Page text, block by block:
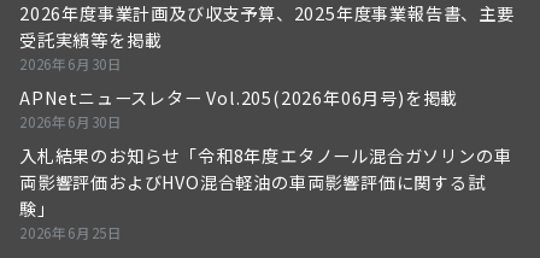
2026年度事業計画及び収支予算、2025年度事業報告書、主要
受託実績等を掲載
2026年6月30日
APNetニュースレター Vol.205(2026年06月号)を掲載
2026年6月30日
入札結果のお知らせ「令和8年度エタノール混合ガソリンの車
両影響評価およびHVO混合軽油の車両影響評価に関する試
験」
2026年6月25日